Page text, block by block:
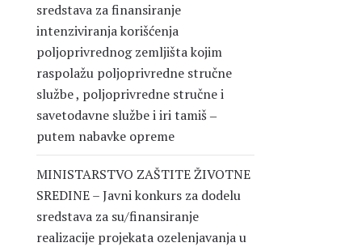
sredstava za finansiranje
intenziviranja korišćenja
poljoprivrednog zemljišta kojim
raspolažu poljoprivredne stručne
službe , poljoprivredne stručne i
savetodavne službe i iri tamiš ‒
putem nabavke opreme
MINISTARSTVO ZAŠTITE ŽIVOTNE
SREDINE – Javni konkurs za dodelu
sredstava za su/finansiranje
realizacije projekata ozelenjavanja u